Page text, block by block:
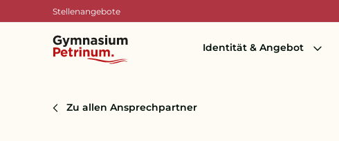
Stellenangebote
Identität & Angebot
Zu allen Ansprechpartner